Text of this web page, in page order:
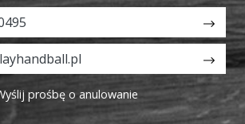
prośbę o anulowanie